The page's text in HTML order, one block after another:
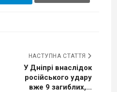
НАСТУПНА СТАТТЯ
У Дніпрі внаслідок
російського удару
вже 9 загиблих,...